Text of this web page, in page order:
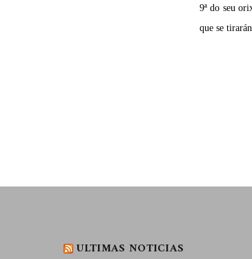
9ª do seu
que se
ULTIMAS NOTICIAS